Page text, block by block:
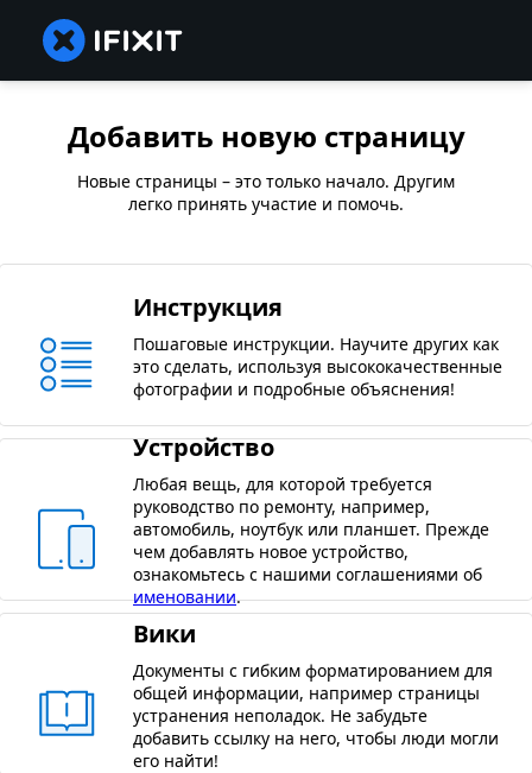
Добавить новую страницу
Новые страницы – это только начало. Другим
легко принять участие и помочь.
Инструкция
Пошаговые инструкции. Научите других как
это сделать, используя высококачественные
фотографии и подробные объяснения!
Устройство
Любая вещь, для которой требуется
руководство по ремонту, например,
автомобиль, ноутбук или планшет. Прежде
чем добавлять новое устройство,
ознакомьтесь с нашими соглашениями об
именовании.
Вики
Документы с гибким форматированием для
общей информации, например страницы
устранения неполадок. Не забудьте
добавить ссылку на него, чтобы люди могли
его найти!